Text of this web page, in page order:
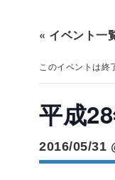
« イベント一
このイベントは終
平成
2016/05/31